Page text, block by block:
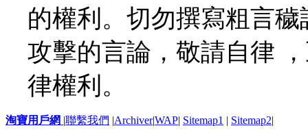
的權利。切勿撰寫粗言
攻擊的言論，敬請自律
律權利。
淘寶用戶網 |聯繫我們 |Archiver|WAP| Sitemap1 | Sitemap2|